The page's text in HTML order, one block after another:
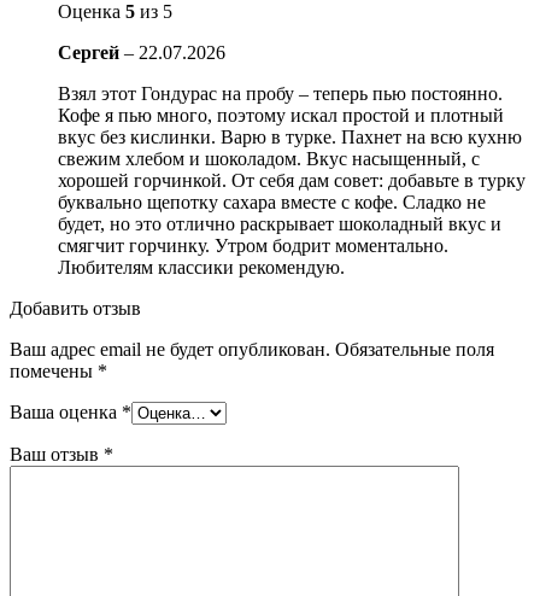
Оценка 5 из 5
Сергей – 22.07.2026
Взял этот Гондурас на пробу – теперь пью постоянно.
Кофе я пью много, поэтому искал простой и плотный
вкус без кислинки. Варю в турке. Пахнет на всю кухню
свежим хлебом и шоколадом. Вкус насыщенный, с
хорошей горчинкой. От себя дам совет: добавьте в турку
буквально щепотку сахара вместе с кофе. Сладко не
будет, но это отлично раскрывает шоколадный вкус и
смягчит горчинку. Утром бодрит моментально.
Любителям классики рекомендую.
Добавить отзыв
Ваш адрес email не будет опубликован. Обязательные поля
помечены *
Ваша оценка *
Ваш отзыв *